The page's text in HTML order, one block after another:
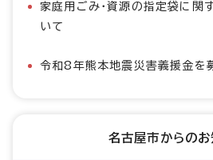
家庭用ごみ・資源の指定袋に関
いて
令和8年熊本地震災害義援金を
名古屋市からのお